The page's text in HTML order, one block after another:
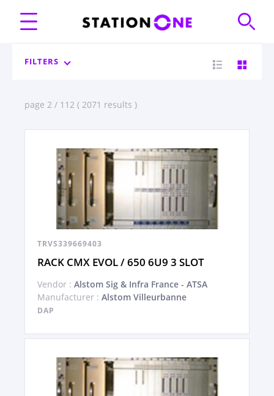
FILTERS
page 2 / 112 ( 2071 results )
TRVS339669403
RACK CMX EVOL / 650 6U9 3 SLOT
Vendor : Alstom Sig & Infra France - ATSA
Manufacturer : Alstom Villeurbanne
DAP